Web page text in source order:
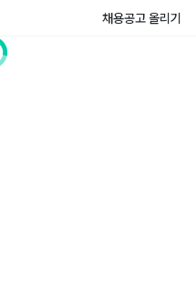
채용공고 올리기